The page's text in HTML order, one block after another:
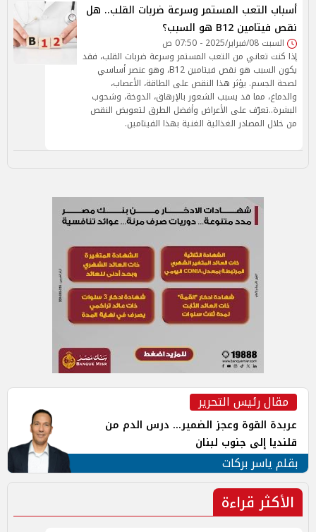
أسباب التعب المستمر وسرعة ضربات القلب.. هل
نقص فيتامين B12 هو السبب؟
السبت 08/فبراير/2025 - 07:50 ص
إذا كنت تعاني من التعب المستمر وسرعة ضربات القلب، فقد
يكون السبب هو نقص فيتامين B12، وهو عنصر أساسي
لصحة الجسم. يؤثر هذا النقص على الطاقة، الأعصاب،
والدماغ، مما قد يسبب الشعور بالإرهاق، الدوخة، وشحوب
البشرة..تعرّف على الأعراض وأفضل الطرق لتعويض النقص
من خلال المصادر الغذائية الغنية بهذا الفيتامين.
مقال رئيس التحرير
عربدة القوة وعجز الضمير... درس الدم من
قلنديا إلى جنوب لبنان
بقلم ياسر بركات
الأكثر قراءة